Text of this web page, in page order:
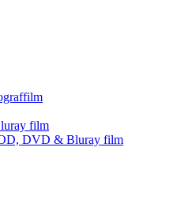
film
DVD & Bluray film